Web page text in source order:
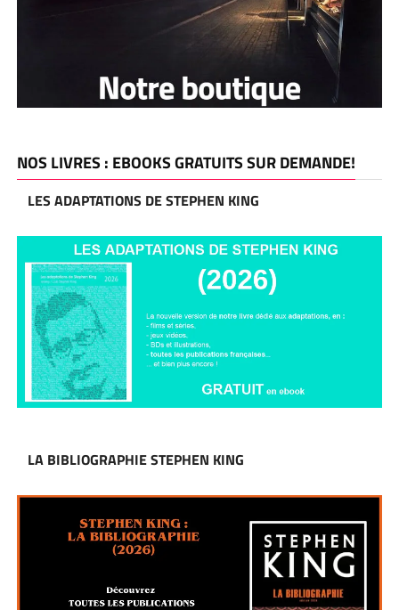
NOS LIVRES : EBOOKS GRATUITS SUR DEMANDE!
LES ADAPTATIONS DE STEPHEN KING
LA BIBLIOGRAPHIE STEPHEN KING